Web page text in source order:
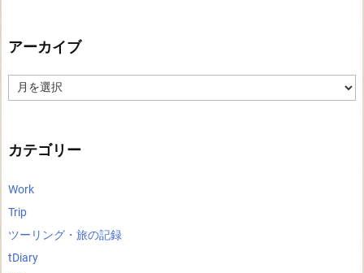
アーカイブ
ー
カテゴリー
Work
Trip
ツーリング・旅の記録
tDiary